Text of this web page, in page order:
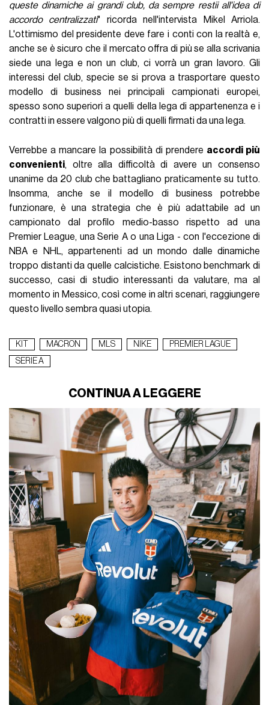
queste dinamiche ai grandi club, da sempre restii all'idea di
accordo centralizzati" ricorda nell'intervista Mikel Arriola.
L'ottimismo del presidente deve fare i conti con la realtà e,
anche se è sicuro che il mercato offra di più se alla scrivania
siede una lega e non un club, ci vorrà un gran lavoro. Gli
interessi del club, specie se si prova a trasportare questo
modello di business nei principali campionati europei,
spesso sono superiori a quelli della lega di appartenenza e i
contratti in essere valgono più di quelli firmati da una lega.
Verrebbe a mancare la possibilità di prendere accordi più
convenienti, oltre alla difficoltà di avere un consenso
unanime da 20 club che battagliano praticamente su tutto.
Insomma, anche se il modello di business potrebbe
funzionare, è una strategia che è più adattabile ad un
campionato dal profilo medio-basso rispetto ad una
Premier League, una Serie A o una Liga - con l'eccezione di
NBA e NHL, appartenenti ad un mondo dalle dinamiche
troppo distanti da quelle calcistiche. Esistono benchmark di
successo, casi di studio interessanti da valutare, ma al
momento in Messico, così come in altri scenari, raggiungere
questo livello sembra quasi utopia.
KIT MACRON MLS NIKE
PREMIER LAGUE
SERIE A
CONTINUA A LEGGERE